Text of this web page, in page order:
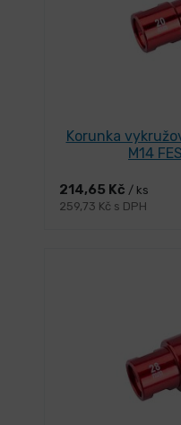
Korunka
M14
214,65 Kč / ks
259,73 Kč s DPH